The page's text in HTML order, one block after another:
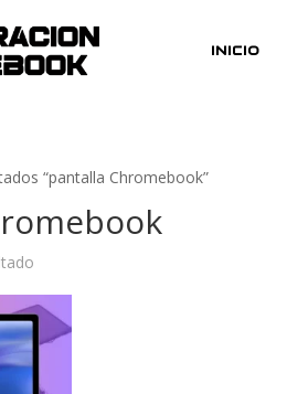
INICIO
“pantalla Chromebook”